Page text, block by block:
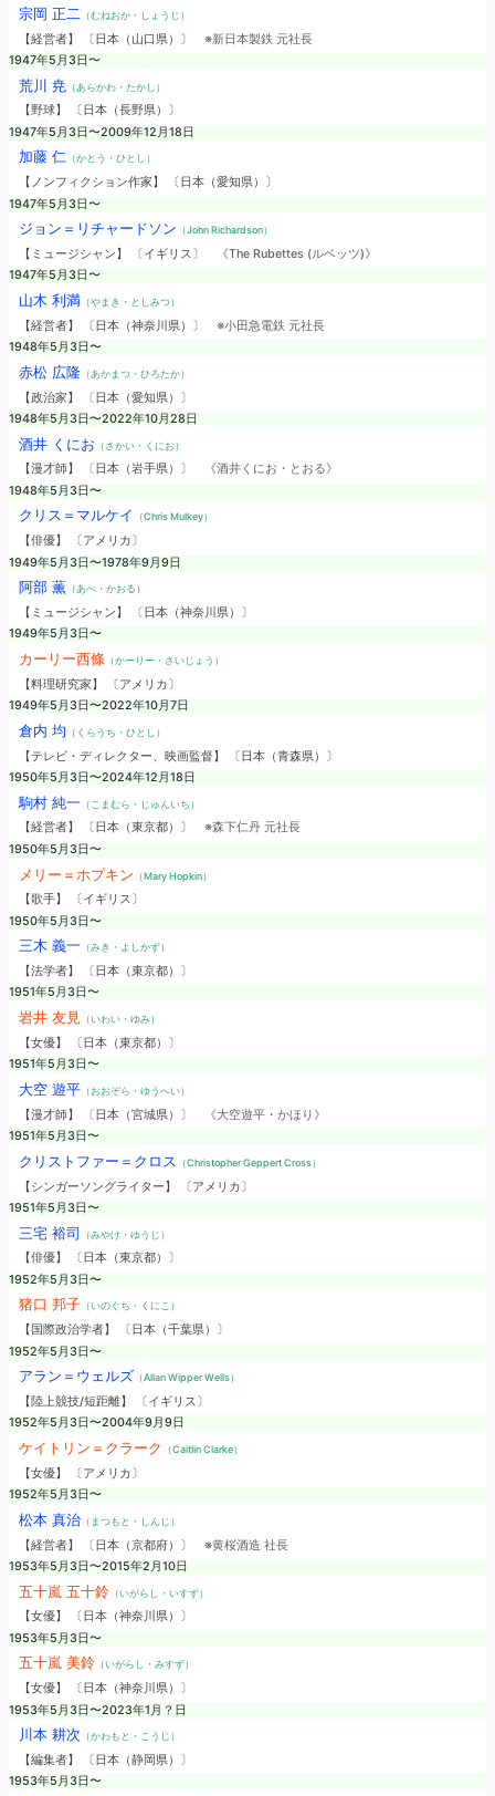
宗岡 正二 （むねおか・しょうじ）
【経営者】 〔日本（山口県）〕 ※新日本製鉄 元社長
1947年5月3日〜
荒川 尭（あらかわ・たかし）
【野球】 〔日本（長野県）〕
1947年5月3日〜2009年12月18日
加藤 仁（かとう・ひとし）
【ノンフィクション作家】 〔日本（愛知県）〕
1947年5月3日〜
ジョン＝リチャードソン （John Richardson）
【ミュージシャン】 〔イギリス〕
《The Rubettes (ルベッツ)》
1947年5月3日〜
山木 利満（やまき・としみつ）
【経営者】 〔日本（神奈川県）〕 ※小田急電鉄 元社長
1948年5月3日〜
赤松 広隆（あかまつ・ひろたか）
【政治家】 〔日本（愛知県）〕
1948年5月3日〜2022年10月28日
酒井 くにお （さかい・くにお）
【漫才師】 〔日本（岩手県）〕
《酒井くにお・とおる》
1948年5月3日〜
クリス＝マルケイ （Chris Mulkey）
【俳優】 〔アメリカ〕
1949年5月3日〜1978年9月9日
阿部 薫（あべ・かおる）
【ミュージシャン】 〔日本（神奈川県）〕
1949年5月3日〜
カーリー西條 （かーりー・さいじょう）
【料理研究家】 〔アメリカ〕
1949年5月3日〜2022年10月7日
倉内 均 （くらうち・ひとし）
【テレビ・ディレクター、映画監督】 〔日本（青森県）〕
1950年5月3日〜2024年12月18日
駒村 純一（こまむら・じゅんいち）
【経営者】 〔日本（東京都）〕 ※森下仁丹 元社長
1950年5月3日〜
メリー＝ホプキン （Mary Hopkin）
【歌手】 〔イギリス〕
1950年5月3日〜
三木 義一（みき・よしかず）
【法学者】 〔日本（東京都）〕
1951年5月3日〜
岩井 友見 （いわい・ゆみ）
【女優】 〔日本（東京都）〕
1951年5月3日〜
大空 遊平（おおぞら・ゆうへい）
【漫才師】 〔日本（宮城県）〕
《大空遊平・かほり》
1951年5月3日〜
クリストファー＝クロス （Christopher Geppert Cross）
【シンガーソングライター】 〔アメリカ〕
1951年5月3日〜
三宅 裕司 （みやけ・ゆうじ）
【俳優】 〔日本（東京都）〕
1952年5月3日〜
猪口 邦子（いのぐち・くにこ）
【国際政治学者】 〔日本（千葉県）〕
1952年5月3日〜
アラン＝ウェルズ （Allan Wipper Wells）
【陸上競技/短距離】 〔イギリス〕
1952年5月3日〜2004年9月9日
ケイトリン＝クラーク （Caitlin Clarke）
【女優】 〔アメリカ〕
1952年5月3日〜
松本 真治（まつもと・しんじ）
【経営者】 〔日本（京都府）〕 ※黄桜酒造 社長
1953年5月3日〜2015年2月10日
五十嵐 五十鈴（いがらし・いすず）
【女優】 〔日本（神奈川県）〕
1953年5月3日〜
五十嵐 美鈴（いがらし・みすず）
【女優】 〔日本（神奈川県）〕
1953年5月3日〜2023年1月？日
川本 耕次 （かわもと・こうじ）
【編集者】 〔日本（静岡県）〕
1953年5月3日〜